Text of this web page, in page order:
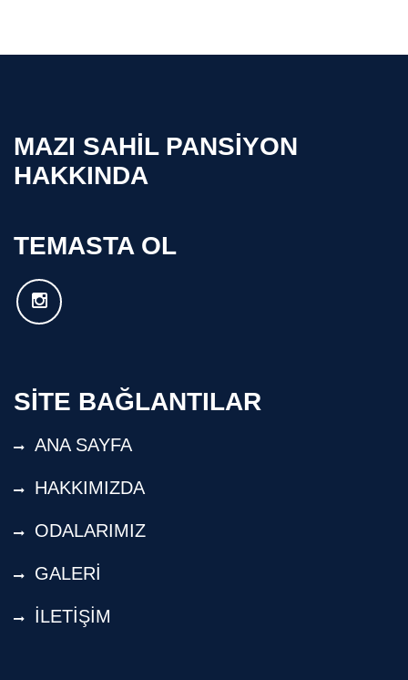
MAZI SAHİL PANSİYON
HAKKINDA
TEMASTA OL
SİTE BAĞLANTILAR
ANA SAYFA
HAKKIMIZDA
ODALARIMIZ
GALERİ
İLETİŞİM